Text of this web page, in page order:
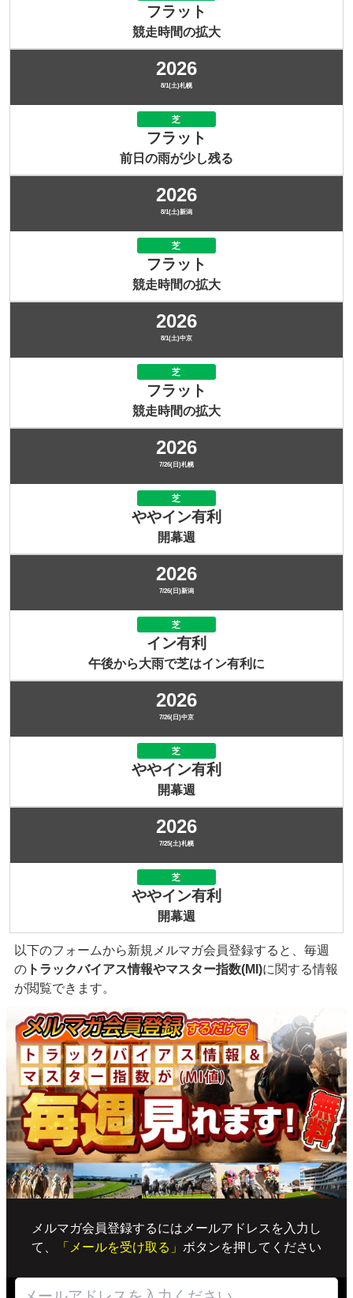
フラット
競走時間の拡大
2026
8/1(土)札幌
芝
フラット
前日の雨が少し残る
2026
8/1(土)新潟
芝
フラット
競走時間の拡大
2026
8/1(土)中京
芝
フラット
競走時間の拡大
2026
7/26(日)札幌
芝
ややイン有利
開幕週
2026
7/26(日)新潟
芝
イン有利
午後から大雨で芝はイン有利に
2026
7/26(日)中京
芝
ややイン有利
開幕週
2026
7/25(土)札幌
芝
ややイン有利
開幕週
以下のフォームから新規メルマガ会員登録すると、毎週
の トラックバイアス情報やマスター指数(MI)に関する情報
が閲覧できます。
メルマガ会員登録するにはメールアドレスを入力し
て、
「メールを受け取る」 ボタンを押してください